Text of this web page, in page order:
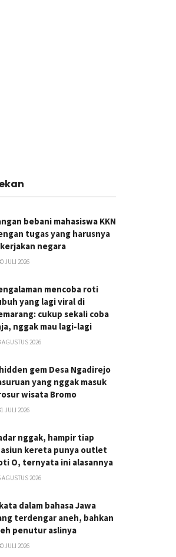
bebani mahasiswa KKN
tugas yang harusnya
negara
JULI 2026
mencoba roti
yang lagi viral di
cukup sekali coba
nggak mau lagi-lagi
AGUSTUS 2026
gem Desa Ngadirejo
yang nggak masuk
wisata Bromo
JULI 2026
nggak, hampir tiap
kereta punya outlet
O, ternyata ini alasannya
AGUSTUS 2026
dalam bahasa Jawa
terdengar aneh, bahkan
penutur aslinya
JULI 2026